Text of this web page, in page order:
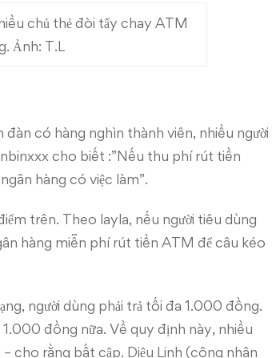
chủ thẻ đòi tẩy chay ATM
Ảnh: T.L
có hàng nghìn thành viên, nhiều người
cho biết :”Nếu thu phí rút tiền
hàng có việc làm”.
trên. Theo layla, nếu người tiêu dùng
hàng miễn phí rút tiền ATM để câu kéo
người dùng phải trả tối đa 1.000 đồng.
đồng nữa. Về quy định này, nhiều
cho rằng bất cập. Diệu Linh (công nhân